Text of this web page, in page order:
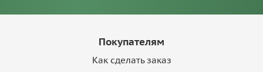
Покупателям
Как сделать заказ